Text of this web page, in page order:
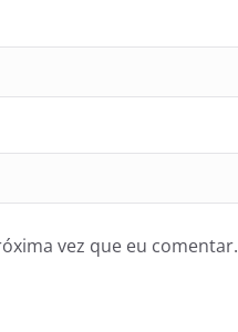
vez que eu comentar.